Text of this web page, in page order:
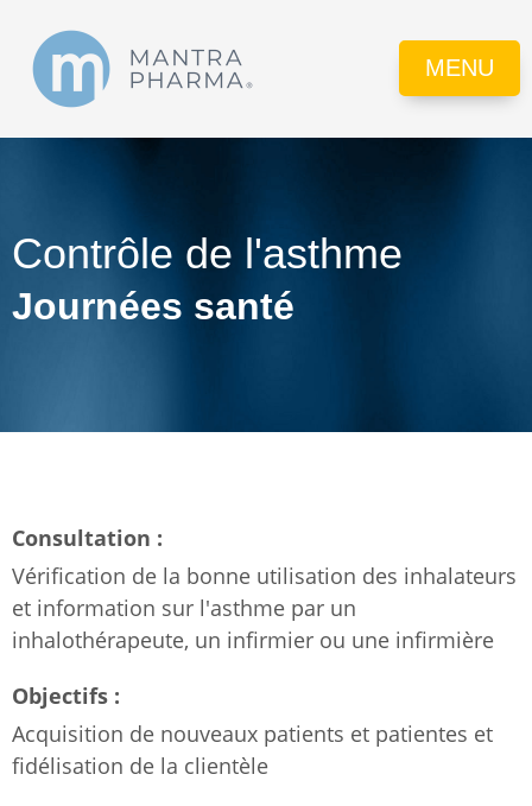
MENU
Contrôle de l'asthme
Journées santé
Consultation :
Vérification de la bonne utilisation des inhalateurs
et information sur l'asthme par un
inhalothérapeute, un infirmier ou une infirmière
Objectifs :
Acquisition de nouveaux patients et patientes et
fidélisation de la clientèle